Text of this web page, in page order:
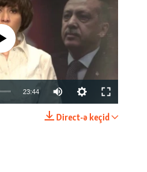
currently available
23:44
Direct-ə keçid